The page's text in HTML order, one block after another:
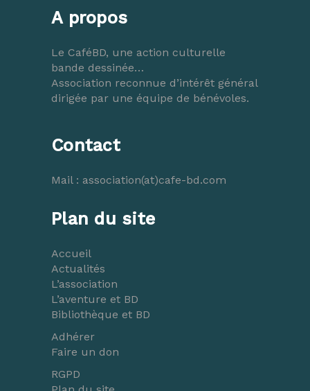
A propos
Le CaféBD, une action culturelle
bande dessinée…
Association reconnue d’intérêt général
dirigée par une équipe de bénévoles.
Contact
Mail : association(at)cafe-bd.com
Plan du site
Accueil
Actualités
L’association
L’aventure et BD
Bibliothèque et BD
Adhérer
Faire un don
RGPD